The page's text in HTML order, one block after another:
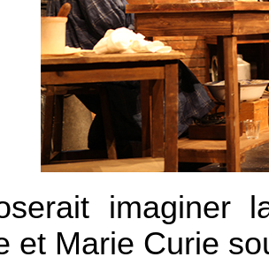
imaginer
et Marie Curie